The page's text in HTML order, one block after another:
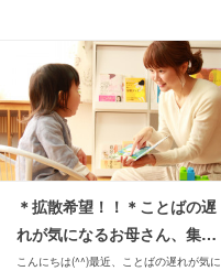
＊拡散希望！！＊ことばの遅
れが気になるお母さん、集…
こんにちは(^^)最近、ことばの遅れが気に